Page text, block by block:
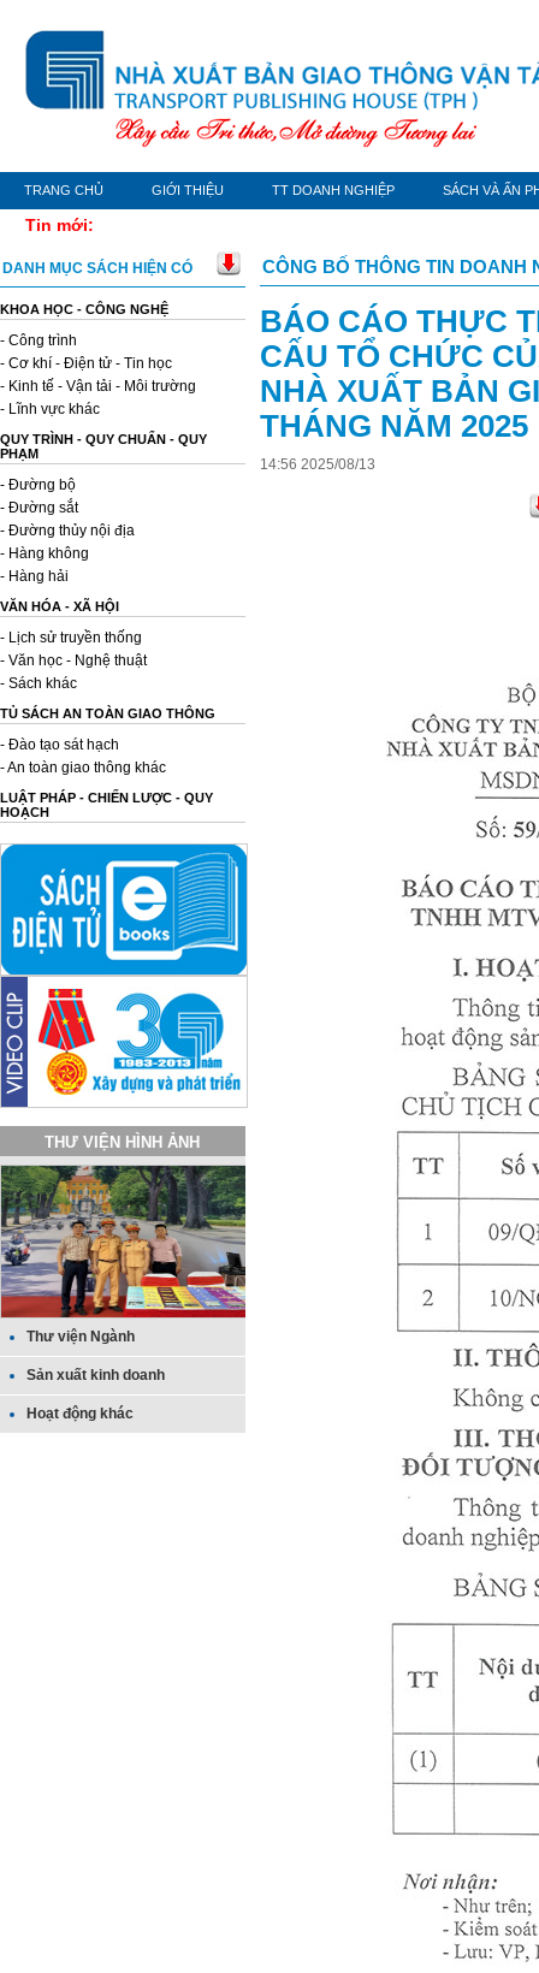
TRANG CHỦ GIỚI THIỆU TT DOANH NGHIỆP SÁCH VÀ ẤN
Tin mới:
DANH MỤC SÁCH HIỆN CÓ
KHOA HỌC - CÔNG NGHỆ
- Công trình
- Cơ khí - Điện tử - Tin học
- Kinh tế - Vận tải - Môi trường
- Lĩnh vực khác
QUY TRÌNH - QUY CHUẨN - QUY
PHẠM
- Đường bộ
- Đường sắt
- Đường thủy nội địa
- Hàng không
- Hàng hải
VĂN HÓA - XÃ HỘI
- Lịch sử truyền thống
- Văn học - Nghệ thuật
- Sách khác
TỦ SÁCH AN TOÀN GIAO THÔNG
- Đào tạo sát hạch
- An toàn giao thông khác
LUẬT PHÁP - CHIẾN LƯỢC - QUY
HOẠCH
THƯ VIỆN HÌNH ẢNH
Thư viện Ngành
Sản xuất kinh doanh
Hoạt động khác
CÔNG BỐ THÔNG TIN DOANH
BÁO CÁO THỰC
CẤU TỔ CHỨC
NHÀ XUẤT BẢN
THÁNG NĂM 2025
14:56 2025/08/13